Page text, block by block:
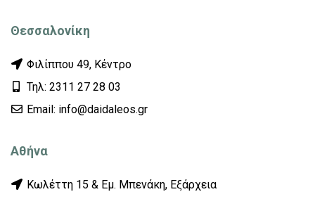
Θεσσαλονίκη
Φιλίππου 49, Κέντρο
Τηλ: 2311 27 28 03
Εmail: info@daidaleos.gr
Αθήνα
Κωλέττη 15 & Εμ. Μπενάκη, Εξάρχεια